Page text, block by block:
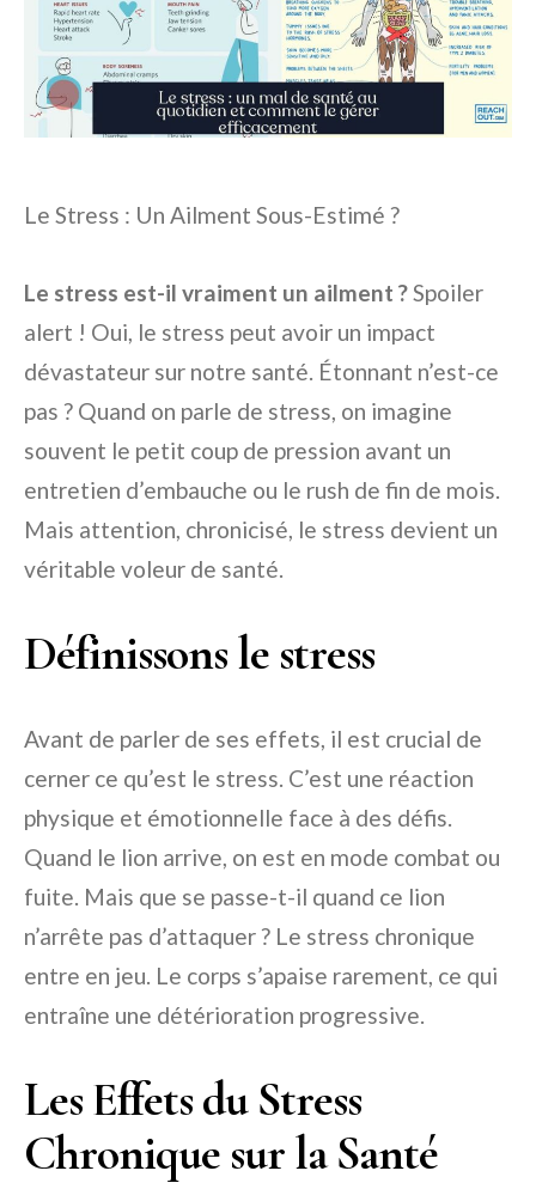
Le Stress : Un Ailment Sous-Estimé ?
Le stress est-il vraiment un ailment ?Spoiler
alert ! Oui, le stress peut avoir un impact
dévastateur sur notre santé. Étonnant n’est-ce
pas ? Quand on parle de stress, on imagine
souvent le petit coup de pression avant un
entretien d’embauche ou le rush de fin de mois.
Mais attention, chronicisé, le stress devient un
véritable voleur de santé.
Définissons le stress
Avant de parler de ses effets, il est crucial de
cerner ce qu’est le stress. C’est une réaction
physique et émotionnelle face à des défis.
Quand le lion arrive, on est en mode combat ou
fuite. Mais que se passe-t-il quand ce lion
n’arrête pas d’attaquer ? Le stress chronique
entre en jeu. Le corps s’apaise rarement, ce qui
entraîne une détérioration progressive.
Les Effets du Stress
Chronique sur la Santé